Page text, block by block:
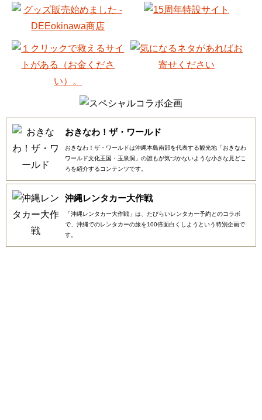
おきなわ！ザ・ワールド
おきなわ！ザ・ワールドは沖縄本島南部を代表する観光地「おきなわ
ワールド文化王国・玉泉洞」の誰もが気づかないような小さな見どこ
ろを紹介するコンテンツです。
沖縄レンタカー大作戦
「沖縄レンタカー大作戦」は、たびらいレンタカー予約とのコラボ
で、沖縄でのレンタカーの旅を100倍面白くしようという特別企画で
す。